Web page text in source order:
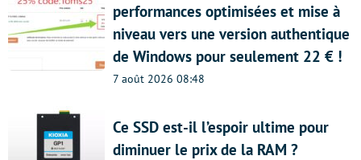
performances optimisées et mise à
niveau vers une version authentique
de Windows pour seulement 22 € !
7 août 2026 08:48
Ce SSD est-il l’espoir ultime pour
diminuer le prix de la RAM ?